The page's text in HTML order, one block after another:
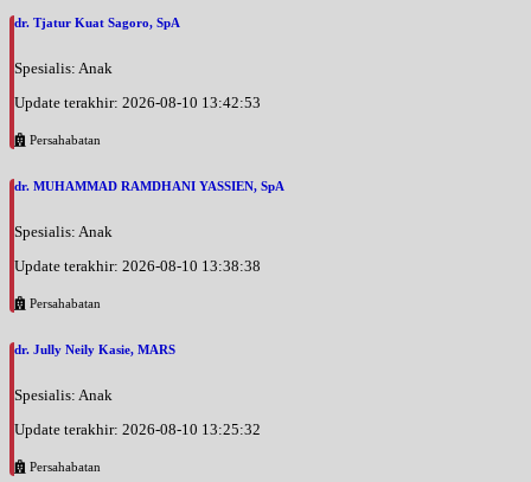
dr. Tjatur Kuat Sagoro, SpA
Spesialis: Anak
Update terakhir: 2026-08-10 13:42:53
Persahabatan
dr. MUHAMMAD RAMDHANI YASSIEN, SpA
Spesialis: Anak
Update terakhir: 2026-08-10 13:38:38
Persahabatan
dr. Jully Neily Kasie, MARS
Spesialis: Anak
Update terakhir: 2026-08-10 13:25:32
Persahabatan